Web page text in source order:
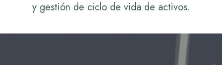
y gestión de ciclo de vida de activos.